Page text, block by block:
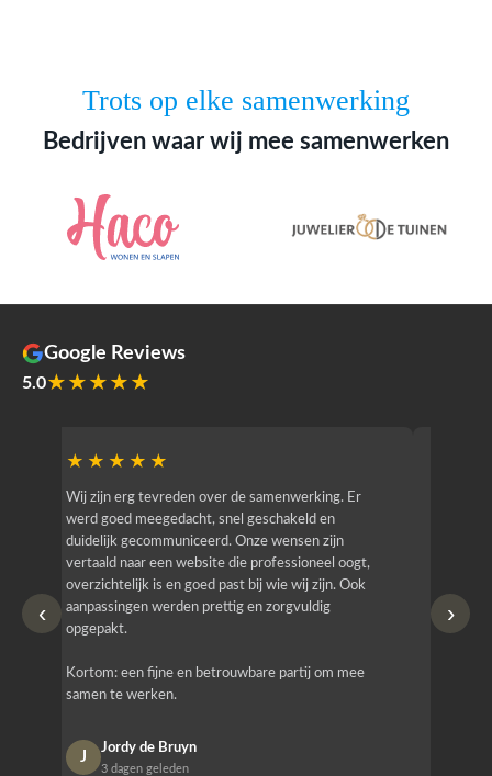
Trots op elke samenwerking
Bedrijven waar wij mee samenwerken
Google Reviews
5.0★★★★★
‹
★★★★★
Wij zijn erg tevreden over de samenwerking. Er
werd goed meegedacht, snel geschakeld en
duidelijk gecommuniceerd. Onze wensen zijn
vertaald naar een website die professioneel oogt,
overzichtelijk is en goed past bij wie wij zijn. Ook
aanpassingen werden prettig en zorgvuldig
opgepakt.
Kortom: een fijne en betrouwbare partij om mee
samen te werken.
J
Jordy de Bruyn
3 dagen geleden
›